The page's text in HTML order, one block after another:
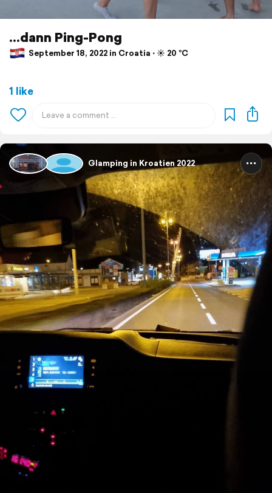
...dann Ping-Pong
September 18, 2022 in Croatia ⋅ ☀️ 20 °C
1 like
Glamping in Kroatien 2022